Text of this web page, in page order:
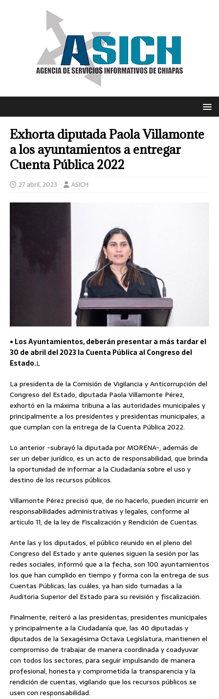
Exhorta diputada Paola Villamonte
a los ayuntamientos a entregar
Cuenta Pública 2022
27 abril, 2023 ASICH
• Los Ayuntamientos, deberán presentar a más tardar el
30 de abril del 2023 la Cuenta Pública al Congreso del
Estado.L
La presidenta de la Comisión de Vigilancia y Anticorrupción del
Congreso del Estado, diputada Paola Villamonte Pérez,
exhortó en la máxima tribuna a las autoridades municipales y
principalmente a los presidentes y presidentas municipales, a
que cumplan con la entrega de la Cuenta Pública 2022.
Lo anterior -subrayó la diputada por MORENA-, además de
ser un deber jurídico, es un acto de responsabilidad, que brinda
la oportunidad de informar a la Ciudadanía sobre el uso y
destino de los recursos públicos.
Villamonte Pérez precisó que, de no hacerlo, pueden incurrir en
responsabilidades administrativas y legales, conforme al
artículo 11, de la ley de Fiscalización y Rendición de Cuentas.
Ante las y los diputados, el público reunido en el pleno del
Congreso del Estado y ante quienes siguen la sesión por las
redes sociales, informó que a la fecha, son 100 ayuntamientos
los que han cumplido en tiempo y forma con la entrega de sus
Cuentas Públicas; las cuáles, ya han sido turnadas a la
Auditoria Superior del Estado para su revisión y fiscalización.
Finalmente, reiteró a las presidentas, presidentes municipales
y principalmente a la Ciudadanía que, las 40 diputadas y
diputados de la Sexagésima Octava Legislatura, mantienen el
compromiso de trabajar de manera coordinada y coadyuvar
con todos los sectores, para seguir impulsando de manera
profesional, honesta y comprometida la transparencia y la
rendición de cuentas, vigilando que los recursos públicos se
usen con responsabilidad.